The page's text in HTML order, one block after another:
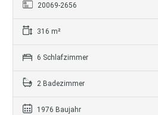
20069-2656
316 m²
6 Schlafzimmer
2 Badezimmer
1976 Baujahr